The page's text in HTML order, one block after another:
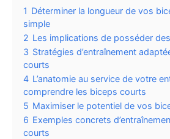
1 Déterminer la longueur de vos
simple
2 Les implications de posséder
3 Stratégies d’entraînement
courts
4 L’anatomie au service de votre
comprendre les biceps courts
5 Maximiser le potentiel de vos
6 Exemples concrets
courts